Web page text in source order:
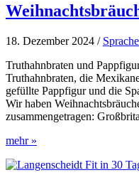
Redewendungen
aus
Welt
18. Dezember 2024 /
Truthahnbraten und
Truthahnbraten, die
gefüllte Pappfigur und die
Wir haben
zusammengetragen:
Weihnachtsbräuche
aller
mehr »